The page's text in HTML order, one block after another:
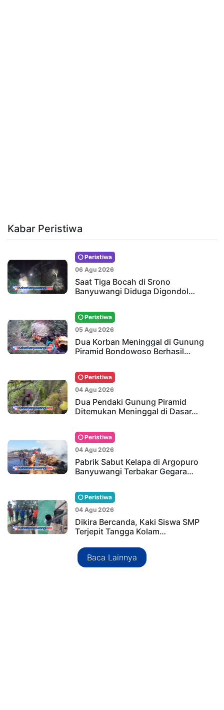
Kabar Peristiwa
Peristiwa
06 Agu 2026
Saat Tiga Bocah di Srono
Banyuwangi Diduga Digondol…
Peristiwa
05 Agu 2026
Dua Korban Meninggal di Gunung
Piramid Bondowoso Berhasil…
Peristiwa
04 Agu 2026
Dua Pendaki Gunung Piramid
Ditemukan Meninggal di Dasar…
Peristiwa
04 Agu 2026
Pabrik Sabut Kelapa di Argopuro
Banyuwangi Terbakar Gegara…
Peristiwa
04 Agu 2026
Dikira Bercanda, Kaki Siswa SMP
Terjepit Tangga Kolam…
Baca Lainnya